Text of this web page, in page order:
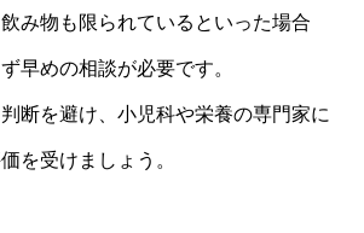
み物も限られているといった場合
早めの相談が必要です。
断を避け、小児科や栄養の専門家に
を受けましょう。